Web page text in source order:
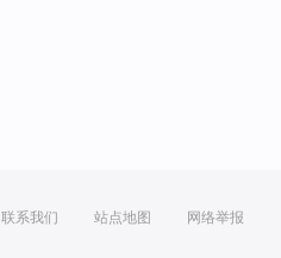
联系我们 站点地图 网络举报